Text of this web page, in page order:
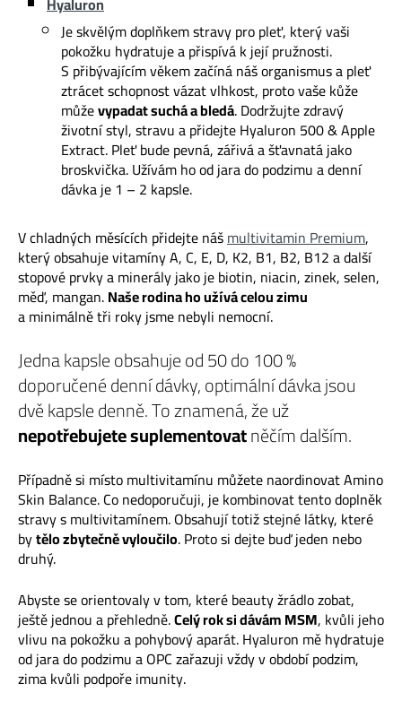
Je skvělým doplňkem stravy pro pleť, který vaši
pokožku hydratuje a přispívá k její pružnosti.
S přibývajícím věkem začíná náš organismus a pleť
ztrácet schopnost vázat vlhkost, proto vaše kůže
můževypadat suchá a bledá. Dodržujte zdravý
životní styl, stravu a přidejte Hyaluron 500 & Apple
Extract. Pleť bude pevná, zářivá a šťavnatá jako
broskvička. Užívám ho od jara do podzimu a denní
dávka je 1 – 2 kapsle.
V chladných měsících přidejte nášmultivitamin Premium,
který obsahuje vitamíny A, C, E, D, K2, B1, B2, B12 a další
stopové prvky a minerály jako je biotin, niacin, zinek, selen,
měď, mangan.Naše rodina ho užívá celou zimu
a minimálně tři roky jsme nebyli nemocní.
Jedna kapsle obsahuje od 50 do 100 %
doporučené denní dávky, optimální dávka jsou
dvě kapsle denně. To znamená, že už
nepotřebujete suplementovatněčím dalším.
Případně si místo multivitamínu můžete naordinovat Amino
Skin Balance. Co nedoporučuji, je kombinovat tento doplněk
stravy s multivitamínem. Obsahují totiž stejné látky, které
bytělo zbytečně vyloučilo. Proto si dejte buď jeden nebo
druhý.
Abyste se orientovaly v tom, které beauty žrádlo zobat,
ještě jednou a přehledně.Celý rok si dávám MSM, kvůli jeho
vlivu na pokožku a pohybový aparát. Hyaluron mě hydratuje
od jara do podzimu a OPC zařazuji vždy v období podzim,
zima kvůli podpoře imunity.